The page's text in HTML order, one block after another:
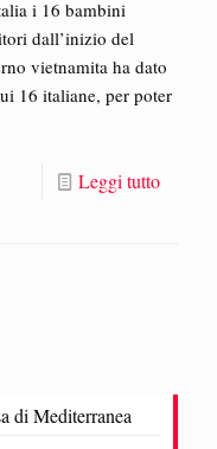
i 16 bambini
dall’inizio del
vietnamita ha dato
16 italiane, per poter
Leggi tutto
di Mediterranea